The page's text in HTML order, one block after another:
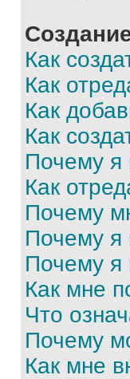
Как
Как
Как
Как
Почему я
Как
Почему
Почему я
Почему я
Как мне
Что
Почему
Как мне